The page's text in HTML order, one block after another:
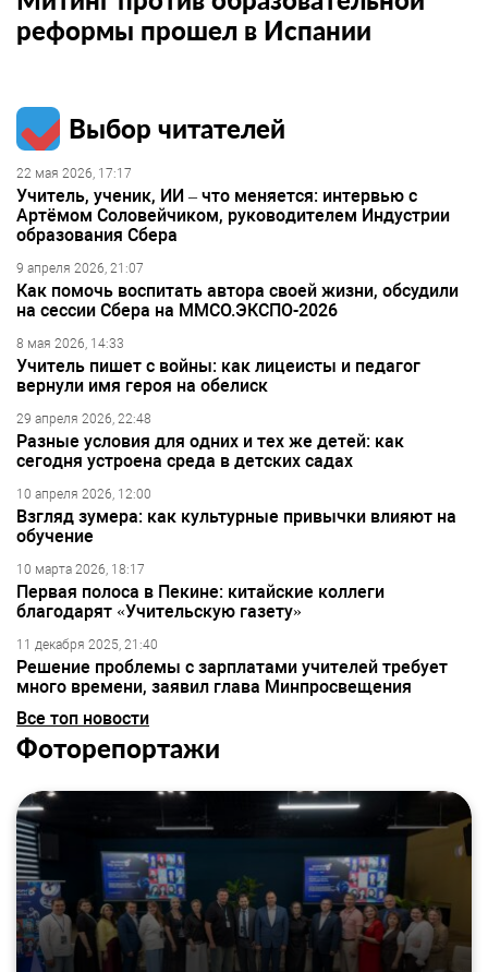
реформы прошел в Испании
Выбор читателей
22 мая 2026, 17:17
Учитель, ученик, ИИ – что меняется: интервью с
Артёмом Соловейчиком, руководителем Индустрии
образования Сбера
9 апреля 2026, 21:07
Как помочь воспитать автора своей жизни, обсудили
на сессии Сбера на ММСО.ЭКСПО-2026
8 мая 2026, 14:33
Учитель пишет с войны: как лицеисты и педагог
вернули имя героя на обелиск
29 апреля 2026, 22:48
Разные условия для одних и тех же детей: как
сегодня устроена среда в детских садах
10 апреля 2026, 12:00
Взгляд зумера: как культурные привычки влияют на
обучение
10 марта 2026, 18:17
Первая полоса в Пекине: китайские коллеги
благодарят «Учительскую газету»
11 декабря 2025, 21:40
Решение проблемы с зарплатами учителей требует
много времени, заявил глава Минпросвещения
Все топ новости
Фоторепортажи